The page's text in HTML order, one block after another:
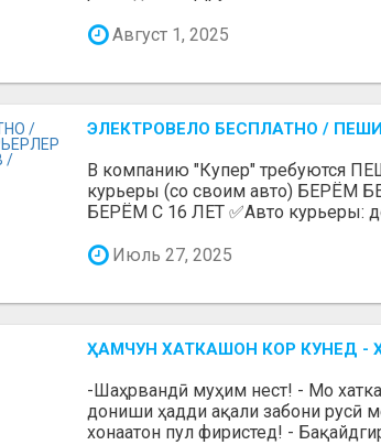
Август 1, 2025
ЭЛЕКТРОВЕЛО БЕСПЛАТНО /
В компанию "Купер" требуются
курьеры (со своим авто) БЕРЁМ
БЕРЁМ С 16 ЛЕТ ✅Авто курьеры:
Июль 27, 2025
ҲАМЧУН ХАТКАШОН КОР КУНЕД -
-Шаҳрвандӣ муҳим нест! - Мо
дониши ҳадди ақали забони русӣ
хонаатон пул фиристед! -